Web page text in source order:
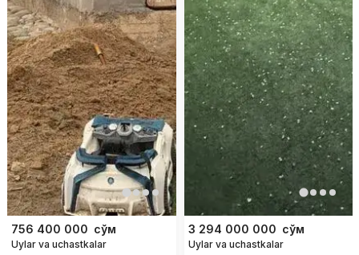
756 400 000 сўм
Uylar va uchastkalar
3 294 000 000 сўм
Uylar va uchastkalar